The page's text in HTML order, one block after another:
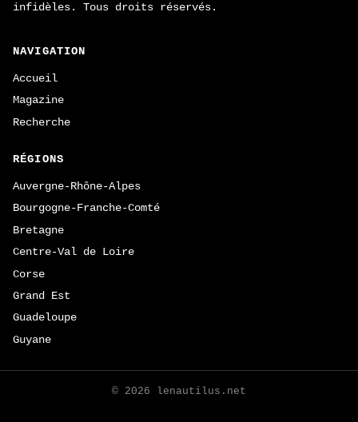
infidèles. Tous droits réservés.
NAVIGATION
Accueil
Magazine
Recherche
RÉGIONS
Auvergne-Rhône-Alpes
Bourgogne-Franche-Comté
Bretagne
Centre-Val de Loire
Corse
Grand Est
Guadeloupe
Guyane
© 2026 lenautilus.net